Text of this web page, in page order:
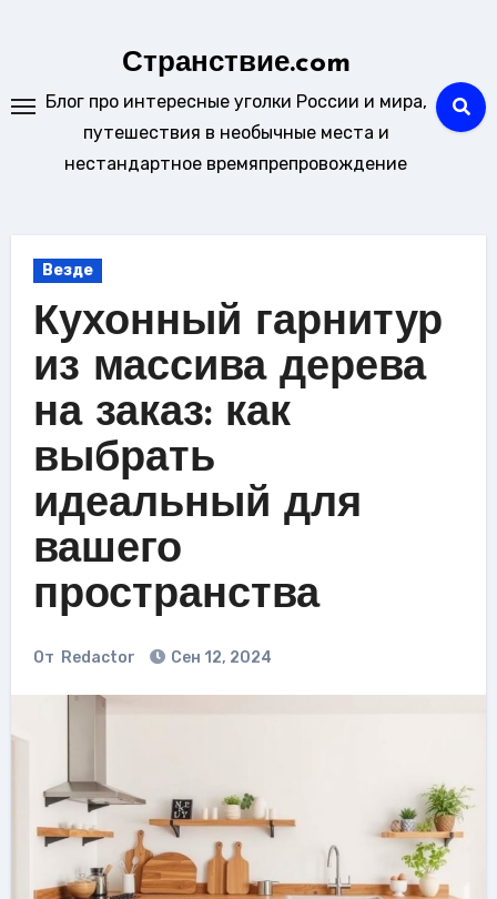
Странствие.com
Блог про интересные уголки России и мира,
путешествия в необычные места и
нестандартное времяпрепровождение
Везде
Кухонный гарнитур
из массива дерева
на заказ: как
выбрать
идеальный для
вашего
пространства
От Redactor Сен 12, 2024